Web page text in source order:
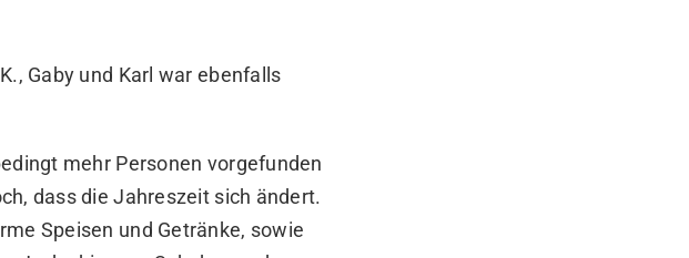
Gaby und Karl war ebenfalls
mehr Personen vorgefunden
dass die Jahreszeit sich ändert.
Speisen und Getränke, sowie